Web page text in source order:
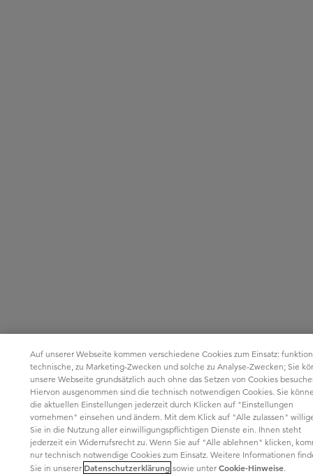
Auf unserer Webseite kommen verschiedene Cookies zum Einsatz:
technische, zu Marketing-Zwecken und solche zu Analyse-Zwecken; Sie
unsere Webseite grundsätzlich auch ohne das Setzen von Cookies
Hiervon ausgenommen sind die technisch notwendigen Cookies. Sie
die aktuellen Einstellungen jederzeit durch Klicken auf "Einstellungen
vornehmen" einsehen und ändern. Mit dem Klick auf "Alle zulassen"
Sie in die Nutzung aller einwilligungspflichtigen Dienste ein. Ihnen steht
jederzeit ein Widerrufsrecht zu. Wenn Sie auf "Alle ablehnen" klicken,
nur technisch notwendige Cookies zum Einsatz. Weitere Informationen
Sie in unserer Datenschutzerklärung sowie unterCookie-Hinweise.